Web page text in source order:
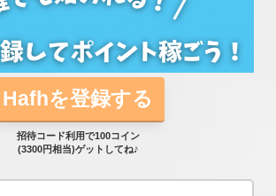
Hafhを登録する
招待コード利用で100コイン
(3300円相当)ゲットしてね♪